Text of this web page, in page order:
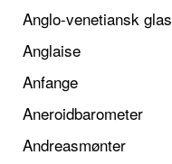
Anglo-venetiansk glas
Anglaise
Anfange
Aneroidbarometer
Andreasmønter